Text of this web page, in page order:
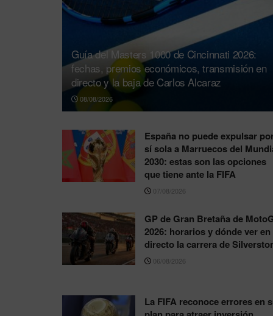
Guía del Masters 1000 de Cincinnati 2026:
fechas, premios económicos, transmisión en
directo y la baja de Carlos Alcaraz
08/08/2026
España no puede expulsar
sí sola a Marruecos del
2030: estas son las opciones
que tiene ante la FIFA
07/08/2026
GP de Gran Bretaña de
2026: horarios y dónde ver en
directo la carrera de
06/08/2026
La FIFA reconoce errores en